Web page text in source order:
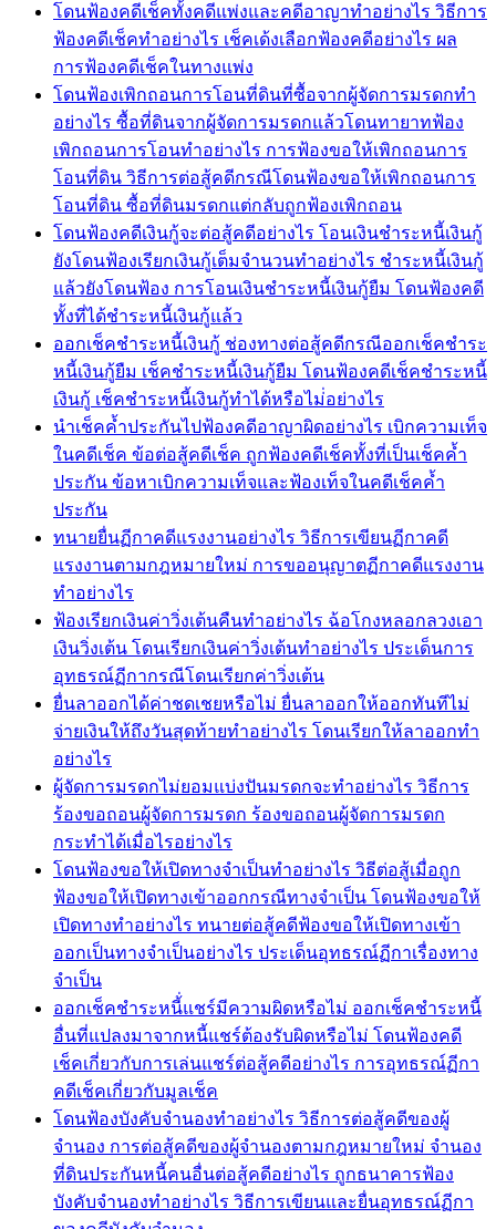
โดนฟ้องคดีเช็คทั้งคดีแพ่งและคดีอาญาทำอย่างไร วิธีการ
ฟ้องคดีเช็คทำอย่างไร เช็คเด้งเลือกฟ้องคดีอย่างไร ผล
การฟ้องคดีเช็คในทางแพ่ง
โดนฟ้องเพิกถอนการโอนที่ดินที่ซื้อจากผู้จัดการมรดกทำ
อย่างไร ซื้อที่ดินจากผู้จัดการมรดกแล้วโดนทายาทฟ้อง
เพิกถอนการโอนทำอย่างไร การฟ้องขอให้เพิกถอนการ
โอนที่ดิน วิธีการต่อสู้คดีกรณีโดนฟ้องขอให้เพิกถอนการ
โอนที่ดิน ซื้อที่ดินมรดกแต่กลับถูกฟ้องเพิกถอน
โดนฟ้องคดีเงินกู้จะต่อสู้คดีอย่างไร โอนเงินชำระหนี้เงินกู้
ยังโดนฟ้องเรียกเงินกู้เต็มจำนวนทำอย่างไร ชำระหนี้เงินกู้
แล้วยังโดนฟ้อง การโอนเงินชำระหนี้เงินกู้ยืม โดนฟ้องคดี
ทั้งที่ได้ชำระหนี้เงินกู้แล้ว
ออกเช็คชำระหนี้เงินกู้ ช่องทางต่อสู้คดีกรณีออกเช็คชำระ
หนี้เงินกู้ยืม เช็คชำระหนี้เงินกู้ยืม โดนฟ้องคดีเช็คชำระหนี้
เงินกู้ เช็คชำระหนี้เงินกู้ทำได้หรือไม่่อย่างไร
นำเช็คค้ำประกันไปฟ้องคดีอาญาผิดอย่างไร เบิกความเท็จ
ในคดีเช็ค ข้อต่อสู้คดีเช็ค ถูกฟ้องคดีเช็คทั้งที่เป็นเช็คค้ำ
ประกัน ข้อหาเบิกความเท็จและฟ้องเท็จในคดีเช็คค้ำ
ประกัน
ทนายยื่นฏีกาคดีแรงงานอย่างไร วิธีการเขียนฏีกาคดี
แรงงานตามกฎหมายใหม่ การขออนุญาตฏีกาคดีแรงงาน
ทำอย่างไร
ฟ้องเรียกเงินค่าวิ่งเต้นคืนทำอย่างไร ฉ้อโกงหลอกลวงเอา
เงินวิ่งเต้น โดนเรียกเงินค่าวิ่งเต้นทำอย่างไร ประเด็นการ
อุทธรณ์ฏีกากรณีโดนเรียกค่าวิ่งเต้น
ยื่นลาออกได้ค่าชดเชยหรือไม่ ยื่นลาออกให้ออกทันทีไม่
จ่ายเงินให้ถึงวันสุดท้ายทำอย่างไร โดนเรียกให้ลาออกทำ
อย่างไร
ผู้จัดการมรดกไม่ยอมแบ่งปันมรดกจะทำอย่างไร วิธีการ
ร้องขอถอนผู้จัดการมรดก ร้องขอถอนผู้จัดการมรดก
กระทำได้เมื่อไรอย่างไร
โดนฟ้องขอให้เปิดทางจำเป็นทำอย่างไร วิธีต่อสู้เมื่อถูก
ฟ้องขอให้เปิดทางเข้าออกกรณีทางจำเป็น โดนฟ้องขอให้
เปิดทางทำอย่างไร ทนายต่อสู้คดีฟ้องขอให้เปิดทางเข้า
ออกเป็นทางจำเป็นอย่างไร ประเด็นอุทธรณ์ฏีกาเรื่องทาง
จำเป็น
ออกเช็คชำระหนี้่แชร์มีความผิดหรือไม่ ออกเช็คชำระหนี้
อื่นที่แปลงมาจากหนี้แชร์ต้องรับผิดหรือไม่ โดนฟ้องคดี
เช็คเกี่ยวกับการเล่นแชร์ต่อสู้คดีอย่างไร การอุทธรณ์ฏีกา
คดีเช็คเกี่ยวกับมูลเช็ค
โดนฟ้องบังคับจำนองทำอย่างไร วิธีการต่อสู้คดีของผู้
จำนอง การต่อสู้คดีของผู้จำนองตามกฎหมายใหม่ จำนอง
ที่ดินประกันหนี้คนอื่นต่อสู้คดีอย่างไร ถูกธนาคารฟ้อง
บังคับจำนองทำอย่างไร วิธีการเขียนและยื่นอุทธรณ์ฏีกา